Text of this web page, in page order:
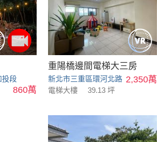
投段
860萬
重陽橋邊間電梯大三房
新北市三重區環河北路 2,350萬
電梯大樓 39.13 坪